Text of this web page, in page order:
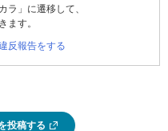
ラ」に遷移して、
ます。
反報告をする
投稿する